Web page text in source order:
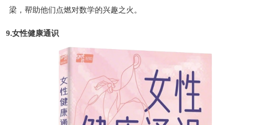
梁，帮助他们点燃对数学的兴趣之火。
9.女性健康通识